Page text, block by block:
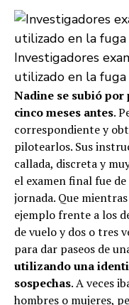
Investigadores
utilizado en la
Nadine se subió
cinco meses antes.
correspondiente y
pilotearlos. Sus
callada, discreta y
el examen final fue
jornada. Que
ejemplo frente a los
de vuelo y dos o tres
para dar paseos de
utilizando una
sospechas. A veces
hombres o mujeres,